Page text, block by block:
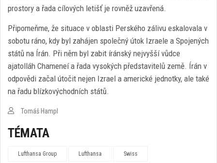
prostory a řada cílových letišť je rovněž uzavřená.
Připomeňme, že situace v oblasti Perského zálivu eskalovala v
sobotu ráno, kdy byl zahájen společný útok Izraele a Spojených
států na Írán. Při něm byl zabit íránský nejvyšší vůdce
ajatolláh Chameneí a řada vysokých představitelů země. Írán v
odpovědi začal útočit nejen Izrael a americké jednotky, ale také
na řadu blízkovýchodních států.
Tomáš Hampl
TÉMATA
Lufthansa Group Lufthansa Swiss